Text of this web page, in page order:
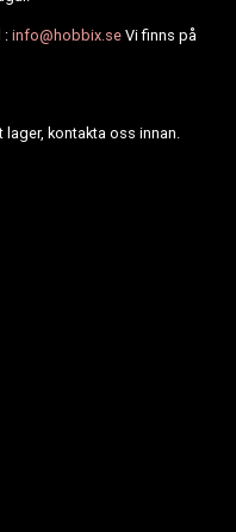
:info@hobbix.se Vi finns på
kontakta oss innan.